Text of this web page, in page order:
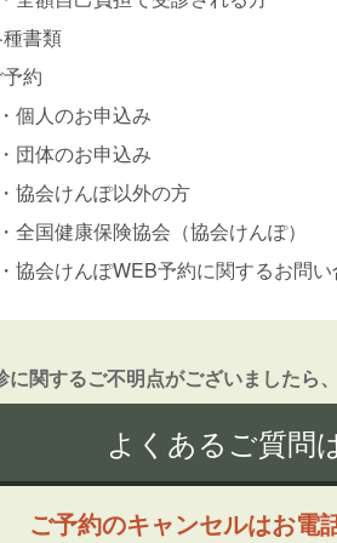
書類
約
個人のお申込み
団体のお申込み
協会けんぽ以外の方
全国健康保険協会（協会けんぽ）
協会けんぽWEB予約に関するお問
に関するご不明点がございましたら
よくあるご質問
ご予約のキャンセルはお電